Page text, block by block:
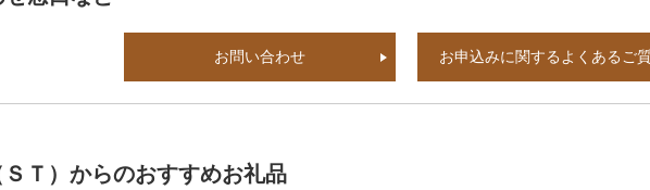
お問い合わせ お申込みに関するよくあるご
Ｔ）からのおすすめお礼品